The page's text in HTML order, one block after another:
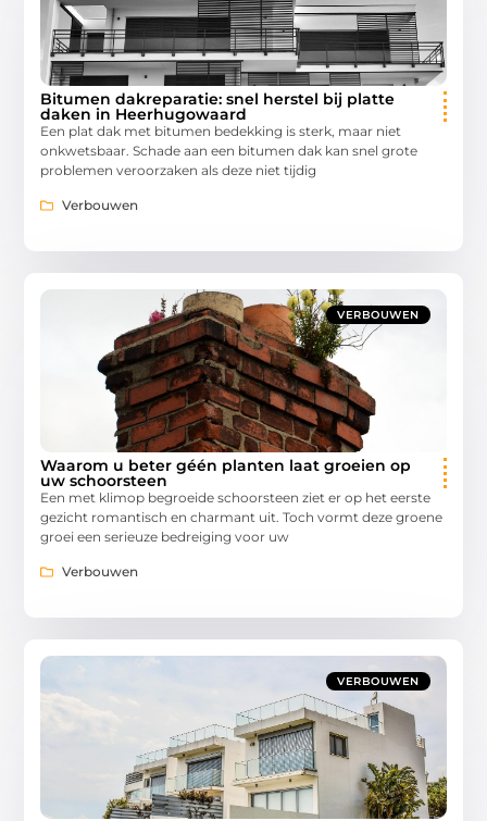
Bitumen dakreparatie: snel herstel bij platte
daken in Heerhugowaard
Een plat dak met bitumen bedekking is sterk, maar niet
onkwetsbaar. Schade aan een bitumen dak kan snel grote
problemen veroorzaken als deze niet tijdig
Verbouwen
VERBOUWEN
Waarom u beter géén planten laat groeien op
uw schoorsteen
Een met klimop begroeide schoorsteen ziet er op het eerste
gezicht romantisch en charmant uit. Toch vormt deze groene
groei een serieuze bedreiging voor uw
Verbouwen
VERBOUWEN